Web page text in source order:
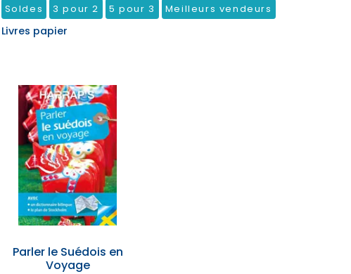
Soldes 3 pour 2 5 pour 3 Meilleurs vendeurs
Livres papier
Parler le Suédois en
Voyage